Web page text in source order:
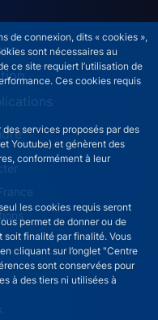
de connexion, dits « cookies »,
sont nécessaires au
ce site requiert l’utilisation de
Ces cookies requis
services proposés par des
Youtube) et génèrent des
conformément à leur
les cookies requis seront
permet de donner ou de
soit finalité par finalité. Vous
cliquant sur l’onglet "Centre
sont conservées pour
à des tiers ni utilisées à